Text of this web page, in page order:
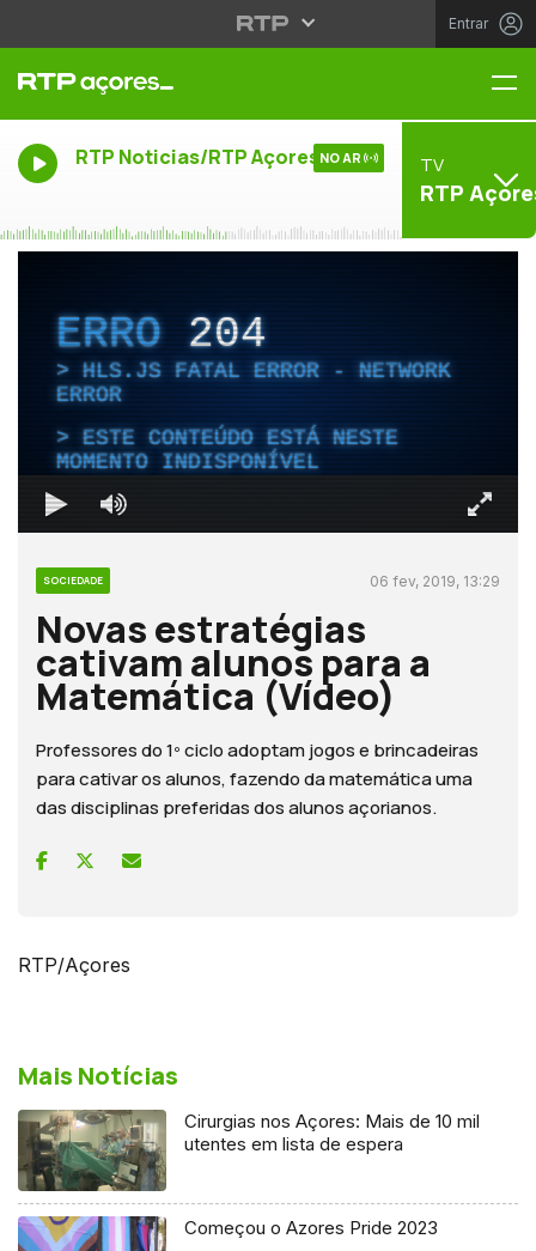
Entrar
RTP Noticias/RTP Açores NO AR TV
RTP
ERRO204
HLS.JS FATAL ERROR - NETWORK
ERROR
ESTE CONTEÚDO ESTÁ NESTE
MOMENTO INDISPONÍVEL
SOCIEDADE 06 fev, 2019, 13:29
Novas estratégias
cativam alunos para a
Matemática (Vídeo)
Professores do 1º ciclo adoptam jogos e brincadeiras
para cativar os alunos, fazendo da matemática uma
das disciplinas preferidas dos alunos açorianos.
RTP/Açores
Mais Notícias
Cirurgias nos Açores: Mais de 10 mil
utentes em lista de espera
Começou o Azores Pride 2023